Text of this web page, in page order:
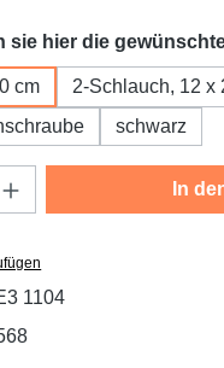
sie hier die
cm
2-Schlauch, 12 x
schwarz
Gib den In
1104